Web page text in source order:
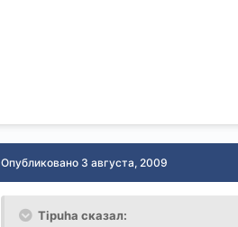
Опубликовано 3 августа, 2009
Tipuha сказал: